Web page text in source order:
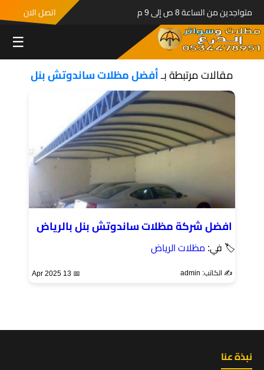
متواجدين من الساعة 8 ص إلى 9 م اتصل الان
☰
مقالات مرتبطة بـأفضل مظلات ساندوتش بنل
افضل شركة مظلات ساندوتش بنل بالرياض
🏷 في: مظلات الرياض
✍️ الكاتب: admin 📅 13 Apr 2025
نبذة عنا